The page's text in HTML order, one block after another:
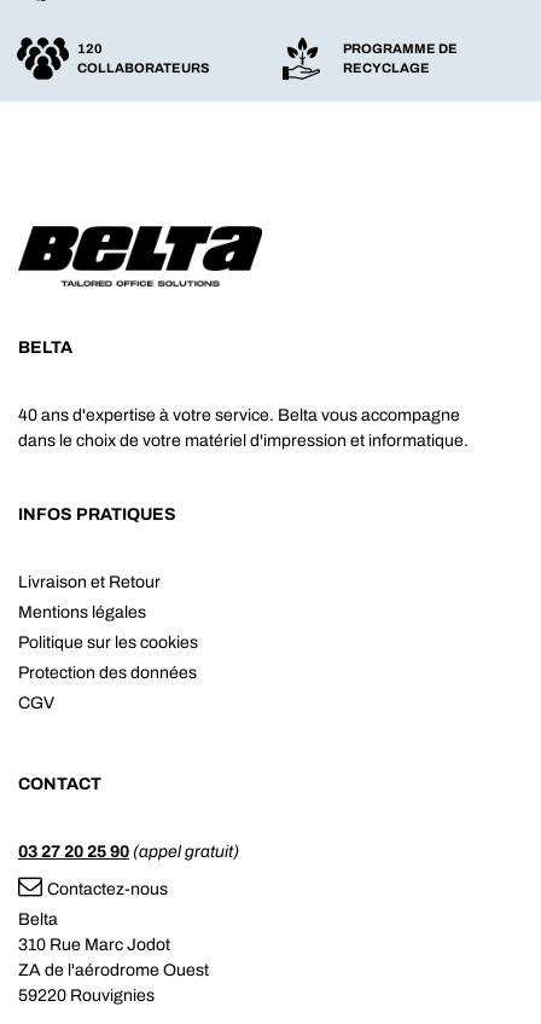
120
COLLABORATEURS
PROGRAMME DE
RECYCLAGE
BELTA
40 ans d'expertise à votre service. Belta vous accompagne
dans le choix de votre matériel d'impression et informatique.
INFOS PRATIQUES
Livraison et Retour
Mentions légales
Politique sur les cookies
Protection des données
CGV
CONTACT
03 27 20 25 90 (appel gratuit)
Contactez-nous
Belta
310 Rue Marc Jodot
ZA de l'aérodrome Ouest
59220 Rouvignies